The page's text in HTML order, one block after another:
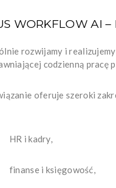
WORKFLOW AI
rozwijamy i
codzienną pracę
oferuje szeroki
HR i kadry,
finanse i księgowość,